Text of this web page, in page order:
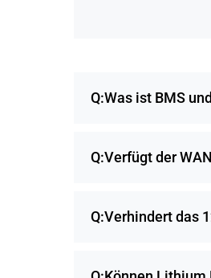
Q:Was ist BMS
Q:Verfügt der
Q:Verhindert das